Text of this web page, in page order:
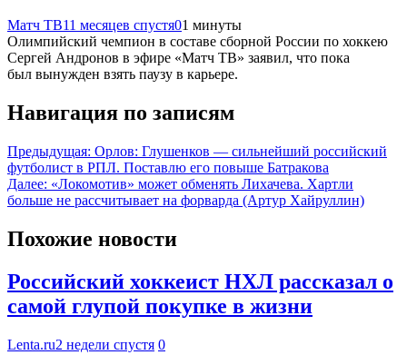
Матч ТВ11 месяцев спустя01 минуты
Олимпийский чемпион в составе сборной России по хоккею
Сергей Андронов в эфире «Матч ТВ» заявил, что пока
был вынужден взять паузу в карьере.
Навигация по записям
Предыдущая: Орлов: Глушенков — сильнейший российский
футболист в РПЛ. Поставлю его повыше Батракова
Далее: «Локомотив» может обменять Лихачева. Хартли
больше не рассчитывает на форварда (Артур Хайруллин)
Похожие новости
Российский хоккеист НХЛ рассказал о
самой глупой покупке в жизни
Lenta.ru2 недели спустя 0